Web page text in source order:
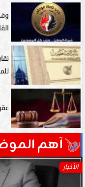
آهم
الأخبار